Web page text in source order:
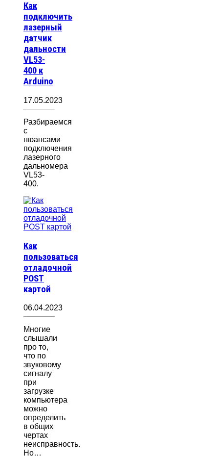
Как
подключить
лазерный
датчик
дальности
VL53-
400 к
Arduino
17.05.2023
Разбираемся
с
нюансами
подключения
лазерного
дальномера
VL53-
400.
Как
пользоваться
отладочной
POST
картой
06.04.2023
Многие
слышали
про то,
что по
звуковому
сигналу
при
загрузке
компьютера
можно
определить
в общих
чертах
неисправность.
Но…